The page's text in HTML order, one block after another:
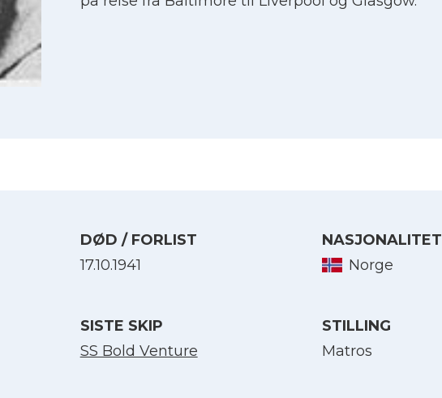
DØD / FORLIST
17.10.1941
NASJONALITET
Norge
SISTE SKIP
SS Bold Venture
STILLING
Matros
English